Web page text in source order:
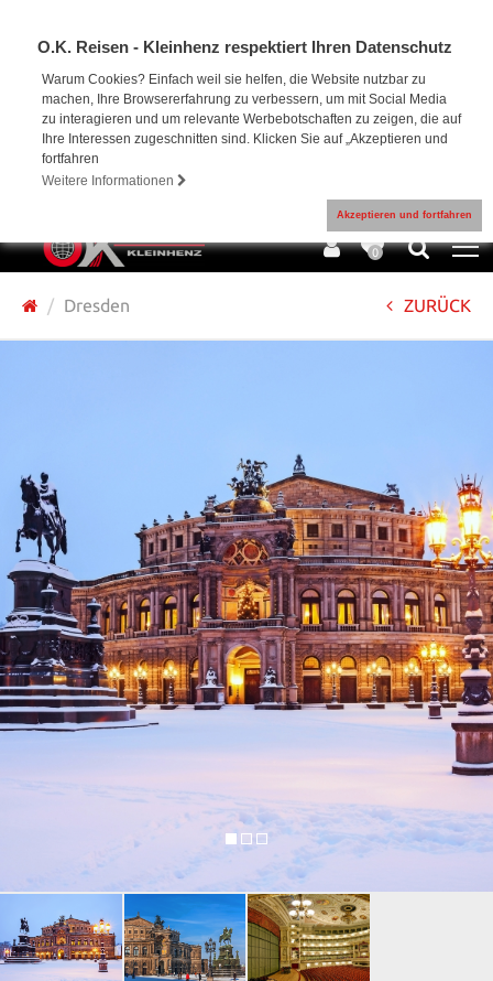
O.K. Reisen - Kleinhenz respektiert Ihren Datenschutz
Warum Cookies? Einfach weil sie helfen, die Website nutzbar zu
machen, Ihre Browsererfahrung zu verbessern, um mit Social Media
zu interagieren und um relevante Werbebotschaften zu zeigen, die auf
Ihre Interessen zugeschnitten sind. Klicken Sie auf „Akzeptieren und
fortfahren
Weitere Informationen
Akzeptieren und fortfahren
0
Dresden ZURÜCK